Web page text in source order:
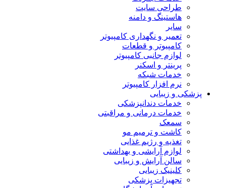
طراحی سایت
هاستینگ و دامنه
سایر
تعمیر و نگهداری کامپیوتر
کامپیوتر و قطعات
لوازم جانبی کامپیوتر
پرینتر و اسکنر
خدمات شبکه
نرم افزار کامپیوتر
پزشکی و زیبایی
خدمات دندانپزشکی
خدمات درمانی و مراقبتی
سمعک
کاشت و ترمیم مو
تغذیه و رژیم غذایی
لوازم آرایشی و بهداشتی
سالن آرایش و زیبایی
کلینیک زیبایی
تجهیزات پزشکی